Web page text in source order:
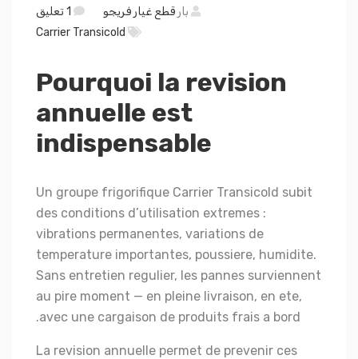
بار قطع غيار فريجو
1 تعليق
Carrier Transicold
Pourquoi la revision
annuelle est
indispensable
Un groupe frigorifique Carrier Transicold subit
des conditions d’utilisation extremes :
vibrations permanentes, variations de
temperature importantes, poussiere, humidite.
Sans entretien regulier, les pannes surviennent
au pire moment — en pleine livraison, en ete,
avec une cargaison de produits frais a bord.
La revision annuelle permet de prevenir ces